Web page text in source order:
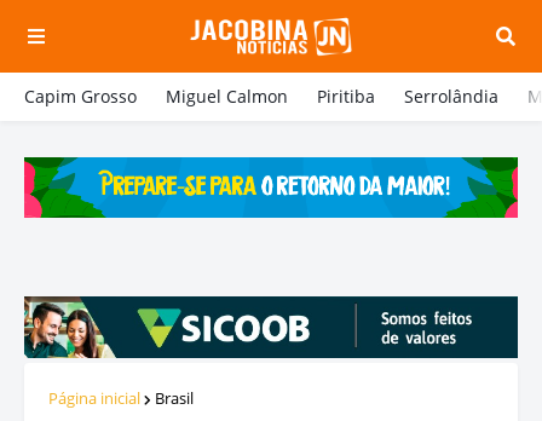
Capim Grosso Miguel Calmon Piritiba Serrolândia
Página inicial Brasil